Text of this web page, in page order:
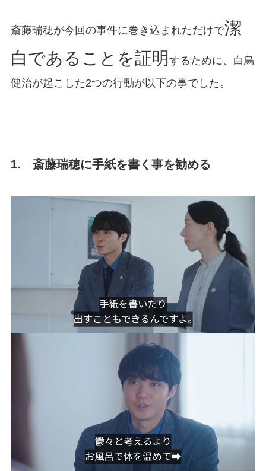
斎藤瑞穂が今回の事件に巻き込まれただけで潔
白であることを証明 するために、白鳥
健治が起こした2つの行動が以下の事でした。
1. 斎藤瑞穂に手紙を書く事を勧める